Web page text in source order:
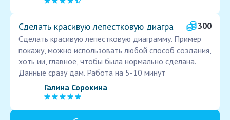
Сделать красивую лепестковую диагра
300
Сделать красивую лепестковую диаграмму. Пример
покажу, можно использовать любой способ создания,
хоть ии, главное, чтобы была нормально сделана.
Данные сразу дам. Работа на 5-10 минут
Галина Сорокина